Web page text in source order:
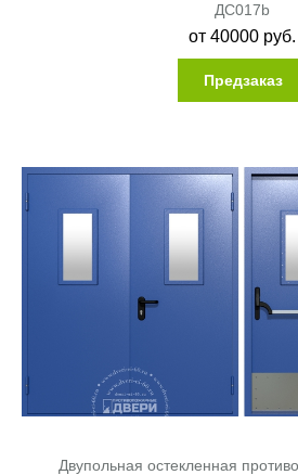
ДC017b
от40000 руб.
Предзаказ
Двупольная остекленная